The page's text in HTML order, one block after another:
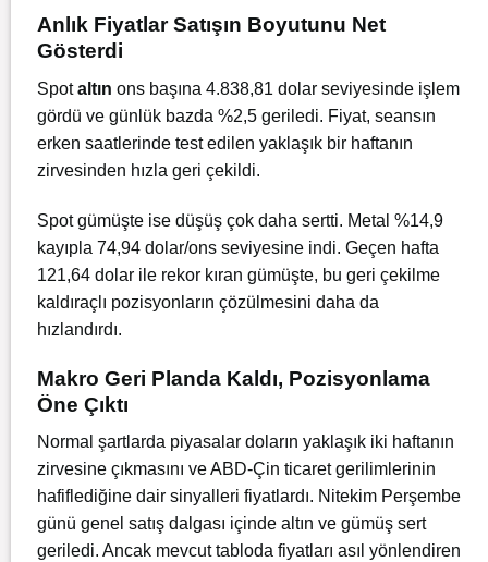
Anlık Fiyatlar Satışın Boyutunu Net
Gösterdi
Spotaltın ons başına 4.838,81 dolar seviyesinde işlem
gördü ve günlük bazda %2,5 geriledi. Fiyat, seansın
erken saatlerinde test edilen yaklaşık bir haftanın
zirvesinden hızla geri çekildi.
Spot gümüşte ise düşüş çok daha sertti. Metal %14,9
kayıpla 74,94 dolar/ons seviyesine indi. Geçen hafta
121,64 dolar ile rekor kıran gümüşte, bu geri çekilme
kaldıraçlı pozisyonların çözülmesini daha da
hızlandırdı.
Makro Geri Planda Kaldı, Pozisyonlama
Öne Çıktı
Normal şartlarda piyasalar doların yaklaşık iki haftanın
zirvesine çıkmasını ve ABD-Çin ticaret gerilimlerinin
hafiflediğine dair sinyalleri fiyatlardı. Nitekim Perşembe
günü genel satış dalgası içinde altın ve gümüş sert
geriledi. Ancak mevcut tabloda fiyatları asıl yönlendiren